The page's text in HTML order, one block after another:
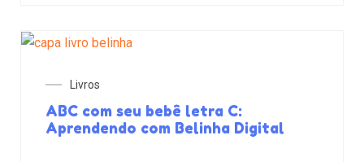
Livros
ABC com seu bebê letra C:
Aprendendo com Belinha Digital